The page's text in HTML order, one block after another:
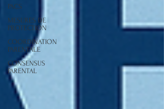
PACS
MESURES DE
PROTECTION
COORDINATION
PARENTALE
CONSENSUS
PARENTAL